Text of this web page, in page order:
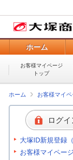
ホーム
お客様マイページ
トップ
ホーム お客様マイペ
ログイ
大塚ID新規登録（
お客様マイペー